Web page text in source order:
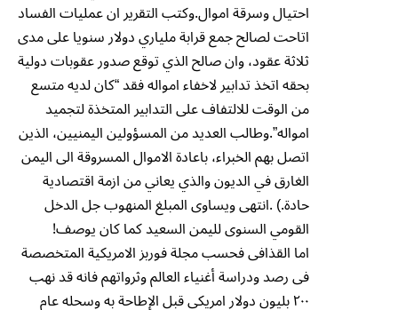
احتيال وسرقة اموال.وكتب التقرير ان عمليات الفساد
اتاحت لصالح جمع قرابة ملياري دولار سنويا على مدى
ثلاثة عقود، وان صالح الذي توقع صدور عقوبات دولية
بحقه اتخذ تدابير لاخفاء امواله فقد “كان لديه متسع
من الوقت للالتفاف على التدابير المتخذة لتجميد
امواله”.وطالب العديد من المسؤولين اليمنيين، الذين
اتصل بهم الخبراء، باعادة الاموال المسروقة الى اليمن
الغارق في الديون والذي يعاني من ازمة اقتصادية
حادة.) .انتهى ويساوى المبلغ المنهوب جل الدخل
القومي السنوى لليمن السعيد كما كان يوصف!
اما القذافى فحسب مجلة فوربز الامريكية المتخصصة
فى رصد ودراسة أغنياء العالم وثرواتهم فانه قد نهب
٢٠٠ بليون دولار امريكى قبل الإطاحة به وسحله عام